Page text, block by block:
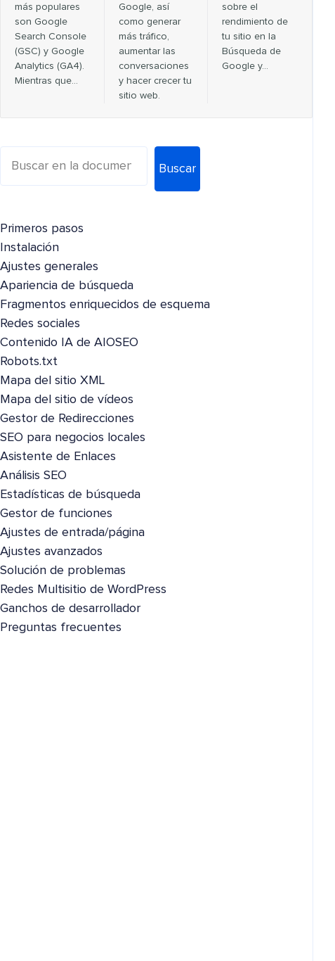
más populares
son Google
Search Console
(GSC) y Google
Analytics (GA4).
Mientras que…
Google, así
como generar
más tráfico,
aumentar las
conversaciones
y hacer crecer tu
sitio web.
sobre el
rendimiento de
tu sitio en la
Búsqueda de
Google y...
Buscar
Primeros pasos
Instalación
Ajustes generales
Apariencia de búsqueda
Fragmentos enriquecidos de esquema
Redes sociales
Contenido IA de AIOSEO
Robots.txt
Mapa del sitio XML
Mapa del sitio de vídeos
Gestor de Redirecciones
SEO para negocios locales
Asistente de Enlaces
Análisis SEO
Estadísticas de búsqueda
Gestor de funciones
Ajustes de entrada/página
Ajustes avanzados
Solución de problemas
Redes Multisitio de WordPress
Ganchos de desarrollador
Preguntas frecuentes